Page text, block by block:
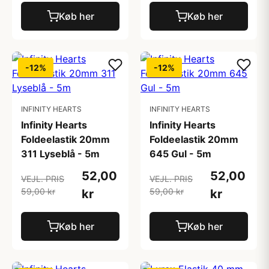
Køb her Køb her
-12%
INFINITY HEARTS
Infinity Hearts
Foldeelastik 20mm
311 Lyseblå - 5m
VEJL. PRIS
59,00 kr
52,00
kr
Køb her
-12%
INFINITY HEARTS
Infinity Hearts
Foldeelastik 20mm
645 Gul - 5m
VEJL. PRIS
59,00 kr
52,00
kr
Køb her